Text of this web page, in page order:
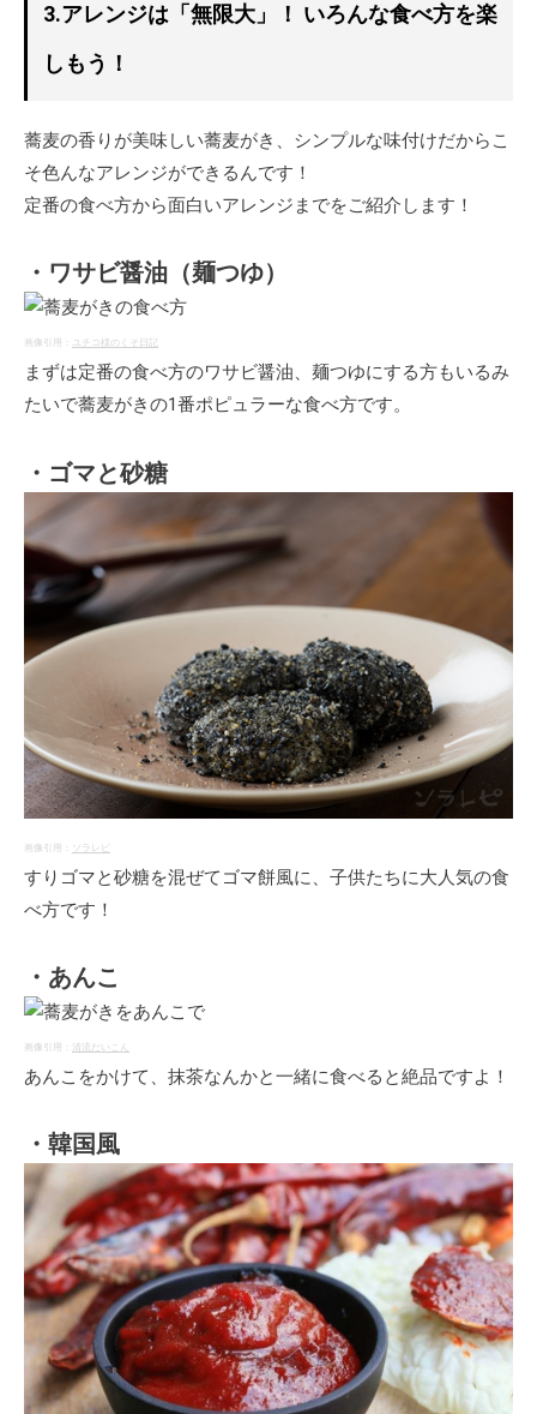
3.アレンジは「無限大」！ いろんな食べ方を楽
しもう！
蕎麦の香りが美味しい蕎麦がき、シンプルな味付けだからこ
そ色んなアレンジができるんです！
定番の食べ方から面白いアレンジまでをご紹介します！
・ワサビ醤油（麺つゆ）
画像引用： ユチコ様のくそ日記
まずは定番の食べ方のワサビ醤油、麺つゆにする方もいるみ
たいで蕎麦がきの1番ポピュラーな食べ方です。
・ゴマと砂糖
画像引用： ソラレピ
すりゴマと砂糖を混ぜてゴマ餅風に、子供たちに大人気の食
べ方です！
・あんこ
画像引用： 清流だいこん
あんこをかけて、抹茶なんかと一緒に食べると絶品ですよ！
・韓国風